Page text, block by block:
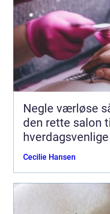
Negle værløse sådan finder du
den rette salon
Cecilie Hansen